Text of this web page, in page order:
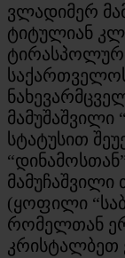
ვლადიმერ
ტიტულიან
მამუშაშვილი
სტატუსით
მამუჩაშვილი
(ყოფილი
რომელთან
კრისტალბეთ